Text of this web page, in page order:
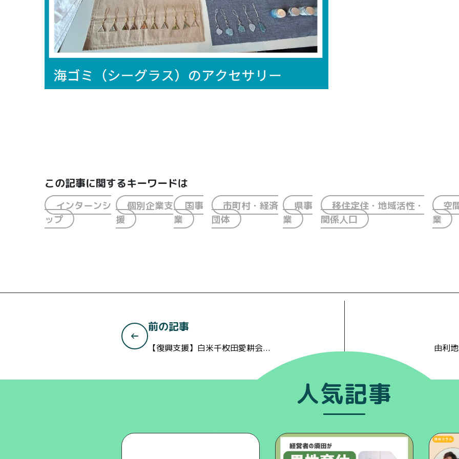
この記事に関するキーワードは
インターンシ
ップ
個別企業支
援
国事
業
市町村・経済
団体
県事
業
移住定住・地域活性・
関係人口
空
業
前の記事
【復興支援】白米千枚田愛耕会... 由利
人気記事